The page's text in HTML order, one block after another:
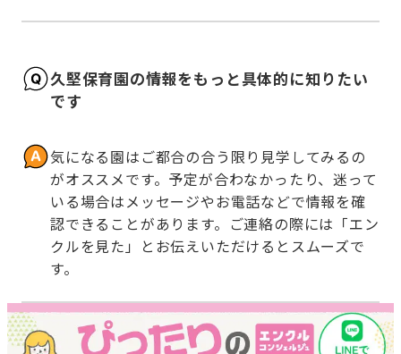
久堅保育園の情報をもっと具体的に知りたい
です
気になる園はご都合の合う限り見学してみるの
がオススメです。予定が合わなかったり、迷って
いる場合はメッセージやお電話などで情報を確
認できることがあります。ご連絡の際には「エン
クルを見た」とお伝えいただけるとスムーズで
す。